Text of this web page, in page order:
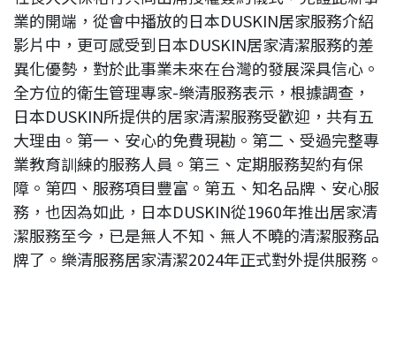
業的開端，從會中播放的日本DUSKIN居家服務介紹
影片中，更可感受到日本DUSKIN居家清潔服務的差
異化優勢，對於此事業未來在台灣的發展深具信心。
全方位的衛生管理專家-樂清服務表示，根據調查，
日本DUSKIN所提供的居家清潔服務受歡迎，共有五
大理由。第一、安心的免費現勘。第二、受過完整專
業教育訓練的服務人員。第三、定期服務契約有保
障。第四、服務項目豐富。第五、知名品牌、安心服
務，也因為如此，日本DUSKIN從1960年推出居家清
潔服務至今，已是無人不知、無人不曉的清潔服務品
牌了。樂清服務居家清潔2024年正式對外提供服務。